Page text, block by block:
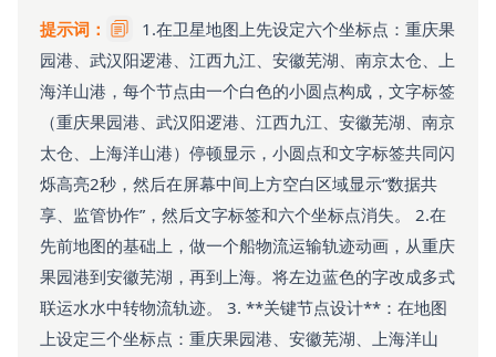
提示词：
1.在卫星地图上先设定六个坐标点：重庆果
园港、武汉阳逻港、江西九江、安徽芜湖、南京太仓、上
海洋山港，每个节点由一个白色的小圆点构成，文字标签
（重庆果园港、武汉阳逻港、江西九江、安徽芜湖、南京
太仓、上海洋山港）停顿显示，小圆点和文字标签共同闪
烁高亮2秒，然后在屏幕中间上方空白区域显示“数据共
享、监管协作”，然后文字标签和六个坐标点消失。 2.在
先前地图的基础上，做一个船物流运输轨迹动画，从重庆
果园港到安徽芜湖，再到上海。将左边蓝色的字改成多式
联运水水中转物流轨迹。 3. **关键节点设计**：在地图
上设定三个坐标点：重庆果园港、安徽芜湖、上海洋山